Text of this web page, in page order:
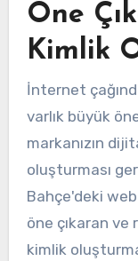
Öne
Kimlik
İnternet
varlık büyük
markanızın
oluşturması
Bahçe'deki web
öne çıkaran
kimlik